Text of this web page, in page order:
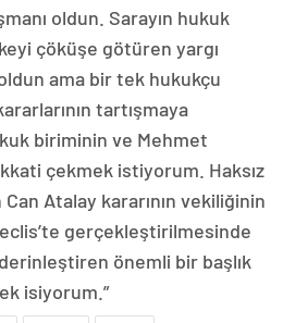
oldun. Sarayın hukuk
çöküşe götüren yargı
ama bir tek hukukçu
tartışmaya
biriminin ve Mehmet
çekmek istiyorum. Haksız
Atalay kararının vekiliğinin
gerçekleştirilmesinde
önemli bir başlık
isiyorum.”